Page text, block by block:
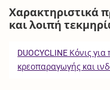
Χαρακτηριστικά
και λοιπή
DUOCYCLINE Κόνις
κρεοπαραγωγής και